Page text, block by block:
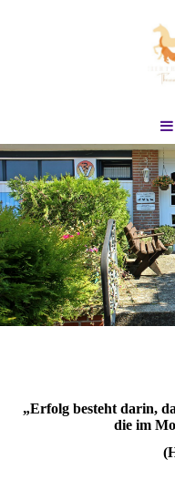
„Erfolg besteht darin,
die im